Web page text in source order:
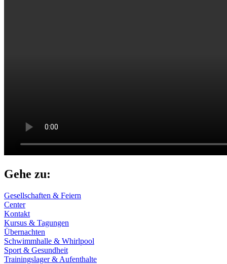
Gehe zu:
Gesellschaften & Feiern
Center
Kontakt
Kursus & Tagungen
Übernachten
Schwimmhalle & Whirlpool
Sport & Gesundheit
Trainingslager & Aufenthalte